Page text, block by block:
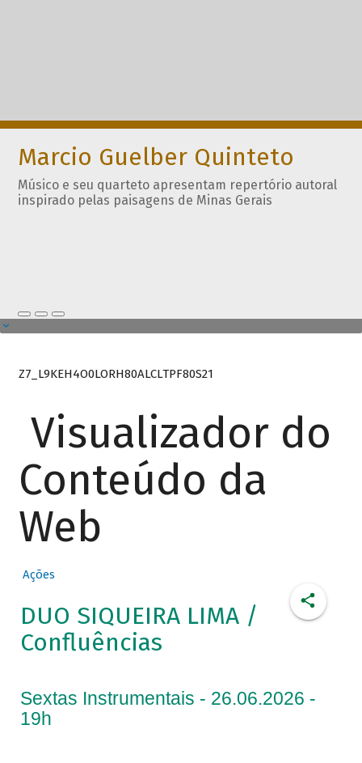
Marcio Guelber Quinteto
Músico e seu quarteto apresentam repertório autoral
inspirado pelas paisagens de Minas Gerais
Z7_L9KEH4O0LORH80ALCLTPF80S21
Visualizador do
Conteúdo da
Web
Ações
DUO SIQUEIRA LIMA /
Confluências
Sextas Instrumentais - 26.06.2026 -
19h